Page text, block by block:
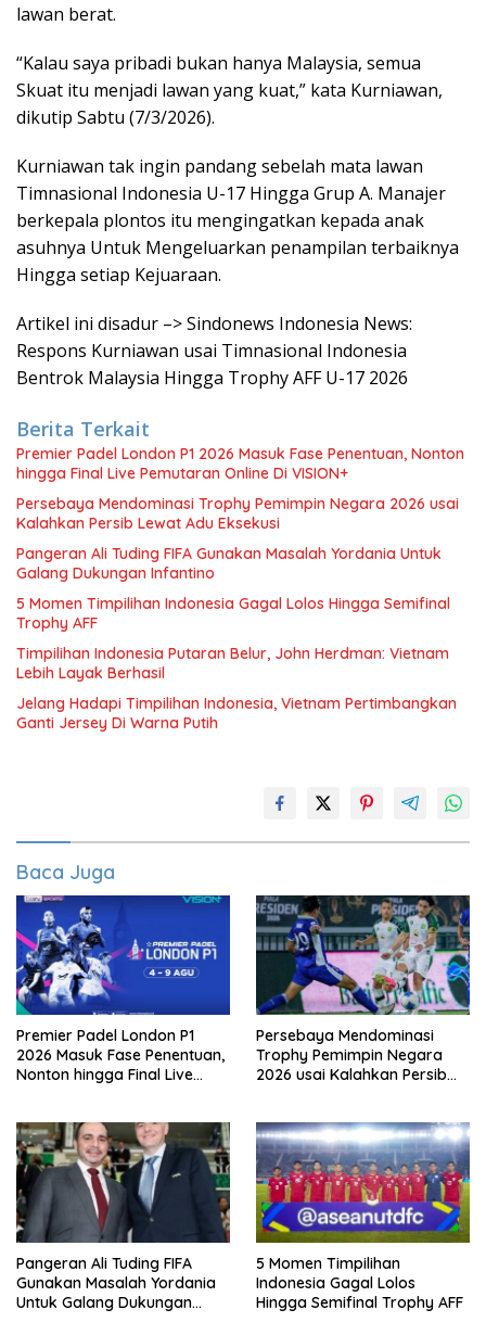
lawan berat.
“Kalau saya pribadi bukan hanya Malaysia, semua
Skuat itu menjadi lawan yang kuat,” kata Kurniawan,
dikutip Sabtu (7/3/2026).
Kurniawan tak ingin pandang sebelah mata lawan
Timnasional Indonesia U-17 Hingga Grup A. Manajer
berkepala plontos itu mengingatkan kepada anak
asuhnya Untuk Mengeluarkan penampilan terbaiknya
Hingga setiap Kejuaraan.
Artikel ini disadur –> Sindonews Indonesia News:
Respons Kurniawan usai Timnasional Indonesia
Bentrok Malaysia Hingga Trophy AFF U-17 2026
Berita Terkait
Premier Padel London P1 2026 Masuk Fase Penentuan, Nonton
hingga Final Live Pemutaran Online Di VISION+
Persebaya Mendominasi Trophy Pemimpin Negara 2026 usai
Kalahkan Persib Lewat Adu Eksekusi
Pangeran Ali Tuding FIFA Gunakan Masalah Yordania Untuk
Galang Dukungan Infantino
5 Momen Timpilihan Indonesia Gagal Lolos Hingga Semifinal
Trophy AFF
Timpilihan Indonesia Putaran Belur, John Herdman: Vietnam
Lebih Layak Berhasil
Jelang Hadapi Timpilihan Indonesia, Vietnam Pertimbangkan
Ganti Jersey Di Warna Putih
Baca Juga
Premier Padel London P1
2026 Masuk Fase Penentuan,
Nonton hingga Final Live
Persebaya Mendominasi
Trophy Pemimpin Negara
2026 usai Kalahkan Persib
Pangeran Ali Tuding FIFA
Gunakan Masalah Yordania
Untuk Galang Dukungan
5 Momen Timpilihan
Indonesia Gagal Lolos
Hingga Semifinal Trophy AFF